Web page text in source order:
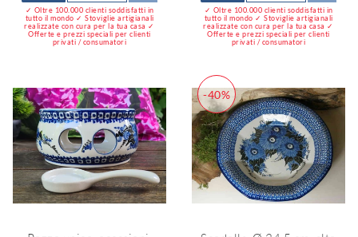
✓ Oltre 100.000 clienti soddisfatti in
tutto il mondo ✓ Stoviglie artigianali
realizzate con cura per la tua casa ✓
Offerte e prezzi speciali per clienti
privati / consumatori
✓ Oltre 100.000 clienti soddisfatti in
tutto il mondo ✓ Stoviglie artigianali
realizzate con cura per la tua casa ✓
Offerte e prezzi speciali per clienti
privati / consumatori
-40%